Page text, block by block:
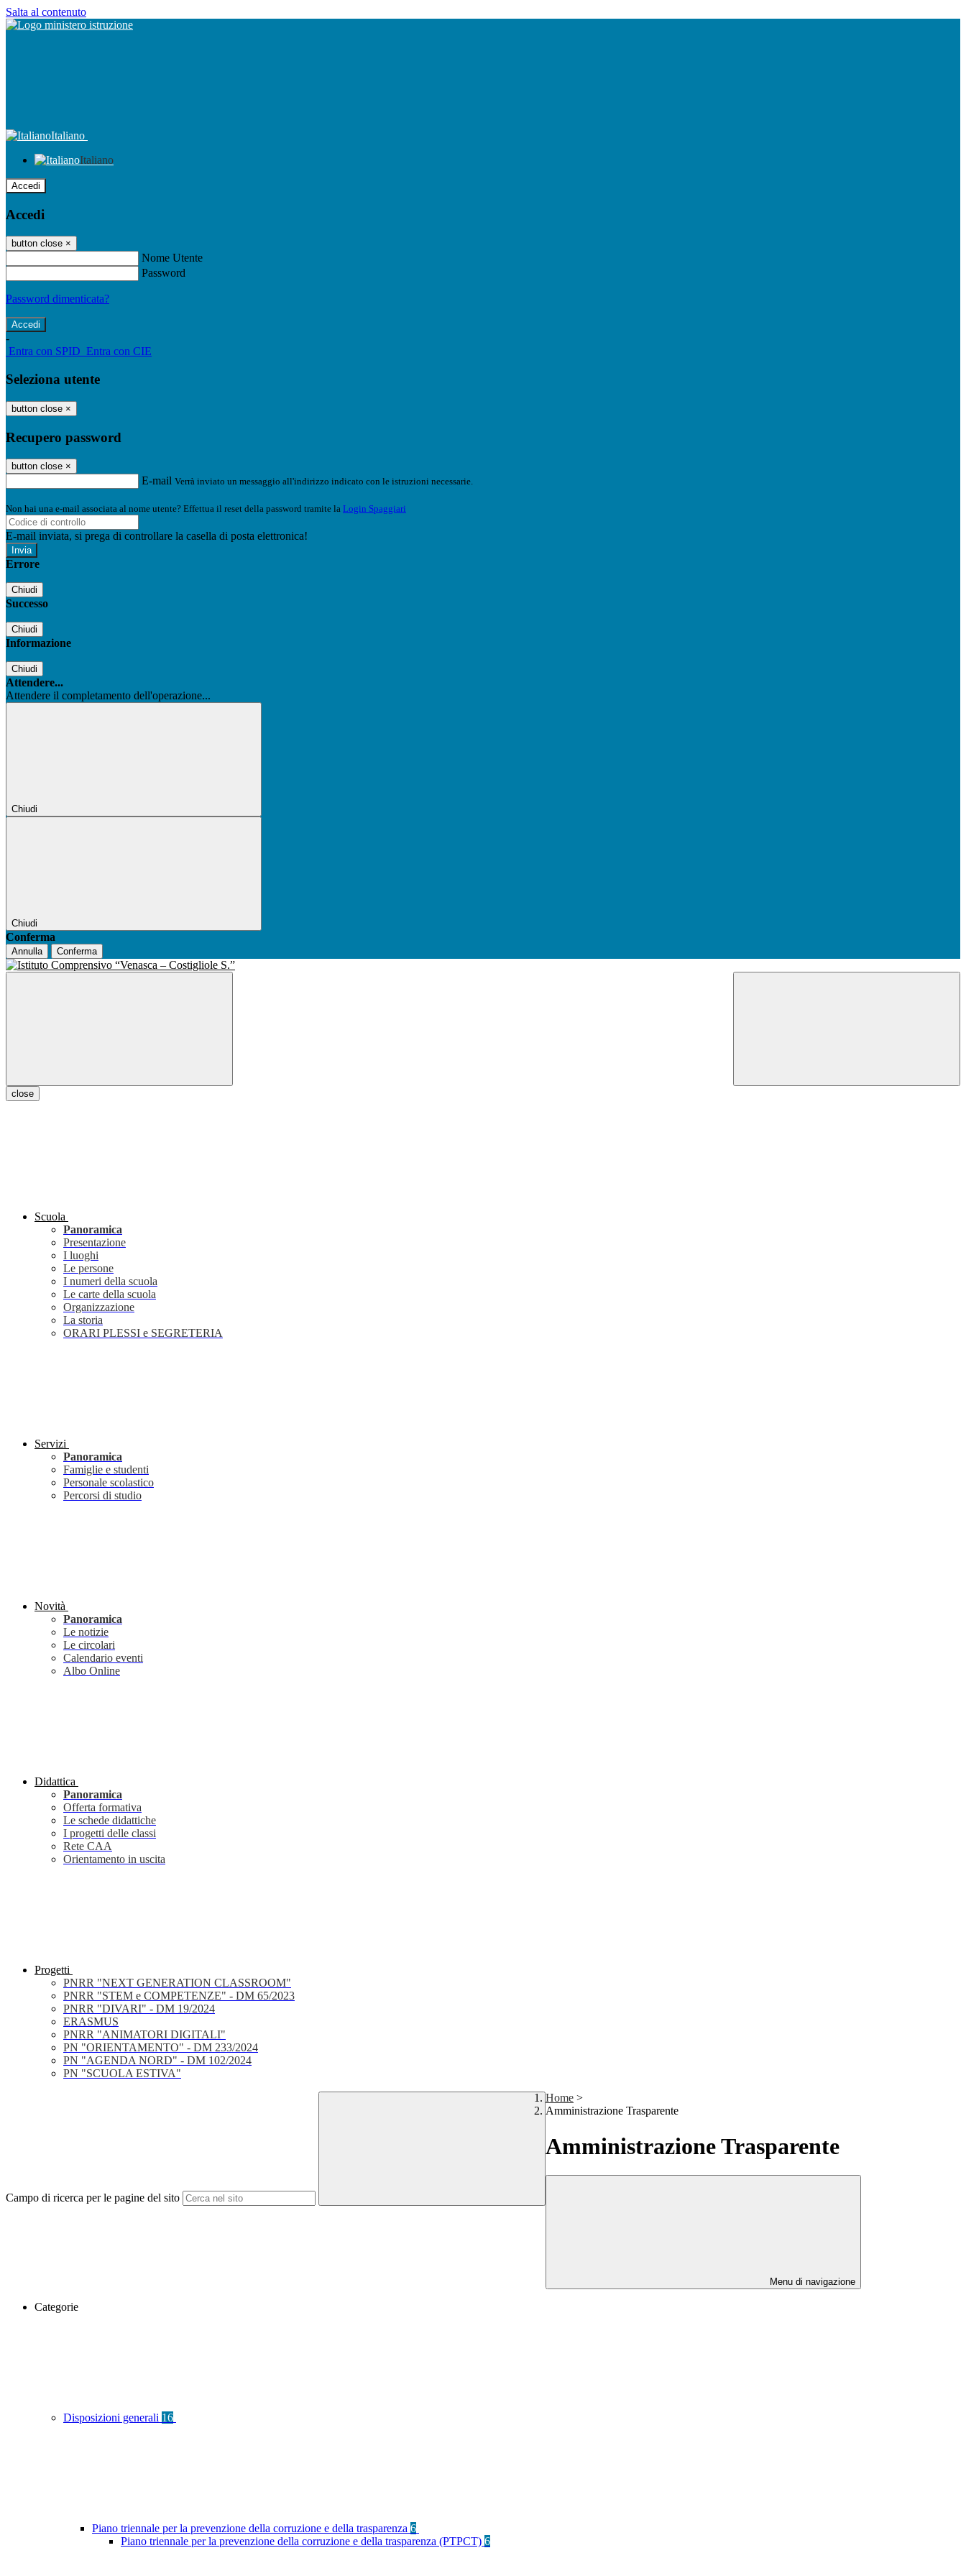
Salta al contenuto
Italiano
Italiano
Accedi
Accedi
button close ×
Nome Utente
Password
Password dimenticata?
-
Entra con SPID Entra con CIE
Seleziona utente
button close ×
Recupero password
button close ×
E-mail Verrà inviato un messaggio all'indirizzo indicato con le istruzioni necessarie.
Non hai una e-mail associata al nome utente? Effettua il reset della password tramite la Login Spaggiari
E-mail inviata, si prega di controllare la casella di posta elettronica!
Errore
Chiudi
Successo
Chiudi
Informazione
Chiudi
Attendere...
Attendere il completamento dell'operazione...
Chiudi
Chiudi
Conferma
Annulla Conferma
close
Scuola
Panoramica
Presentazione
I luoghi
Le persone
I numeri della scuola
Le carte della scuola
Organizzazione
La storia
ORARI PLESSI e SEGRETERIA
Servizi
Panoramica
Famiglie e studenti
Personale scolastico
Percorsi di studio
Novità
Panoramica
Le notizie
Le circolari
Calendario eventi
Albo Online
Didattica
Panoramica
Offerta formativa
Le schede didattiche
I progetti delle classi
Rete CAA
Orientamento in uscita
Progetti
PNRR "NEXT GENERATION CLASSROOM"
PNRR "STEM e COMPETENZE" - DM 65/2023
PNRR "DIVARI" - DM 19/2024
ERASMUS
PNRR "ANIMATORI DIGITALI"
PN "ORIENTAMENTO" - DM 233/2024
PN "AGENDA NORD" - DM 102/2024
PN "SCUOLA ESTIVA"
Campo di ricerca per le pagine del sito
Home >
Amministrazione Trasparente
Amministrazione Trasparente
Menu di navigazione
Categorie
Disposizioni generali 16
Piano triennale per la prevenzione della corruzione e della trasparenza 6
Piano triennale per la prevenzione della corruzione e della trasparenza (PTPCT) 6